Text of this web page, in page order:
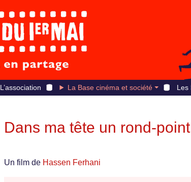
L’association La Base cinéma et société Les
Dans ma tête un rond-
Un film de Hassen Ferhani